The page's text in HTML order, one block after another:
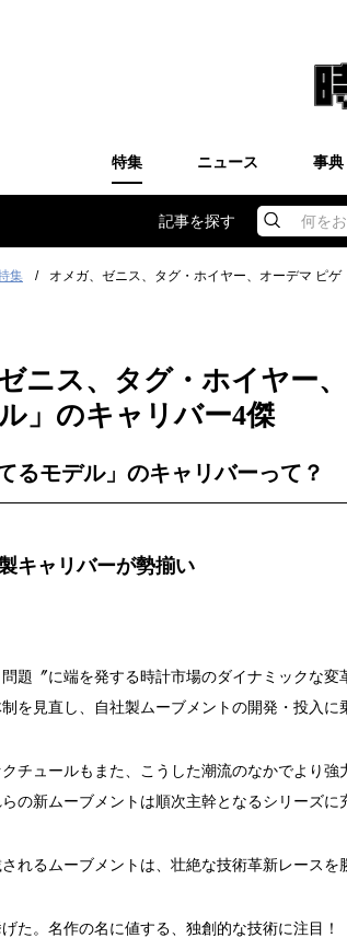
特集 ニュース 事典
記事を探す 何を
集 オメガ、ゼニス、タグ・ホイヤー、オーデマ ピ
ニス、タグ・ホイヤー
」のキャリバー4傑
るモデル」のキャリバーって？
キャリバーが勢揃い
題〞に端を発する時計市場のダイナミックな
を見直し、自社製ムーブメントの開発・投入に
チュールもまた、こうした潮流のなかでより
の新ムーブメントは順次主幹となるシリーズに
れるムーブメントは、壮絶な技術革新レースを
た。名作の名に値する、独創的な技術に注目！